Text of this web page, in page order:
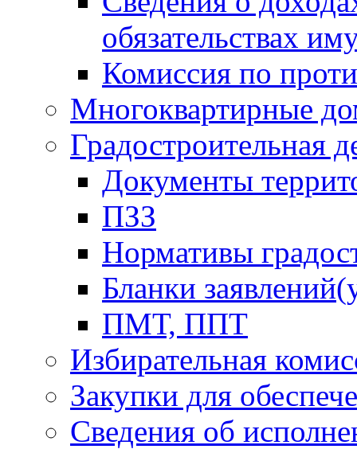
обязательствах
Комиссия по
Многоквартирные
Градостроительная
Документы
ПЗЗ
Нормативы
Бланки
ПМТ, ППТ
Избирательная
Закупки для
Сведения об